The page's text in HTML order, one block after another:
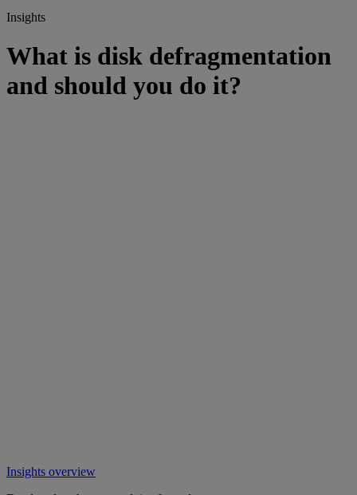
Insights
What is disk defragmentation
and should you do it?
Insights overview